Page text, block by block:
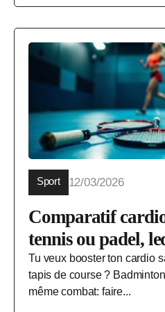
Sport 12/03/2026
Comparatif
tennis ou padel,
Tu veux booster ton cardio
tapis de course ?
même combat: faire...